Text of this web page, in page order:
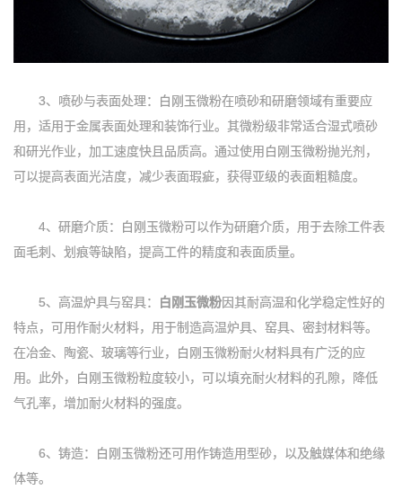
3、喷砂与表面处理：白刚玉微粉在喷砂和研磨领域有重要应
用，适用于金属表面处理和装饰行业。其微粉级非常适合湿式喷砂
和研光作业，加工速度快且品质高。通过使用白刚玉微粉抛光剂，
可以提高表面光洁度，减少表面瑕疵，获得亚级的表面粗糙度。
4、研磨介质：白刚玉微粉可以作为研磨介质，用于去除工件表
面毛刺、划痕等缺陷，提高工件的精度和表面质量。
5、高温炉具与窑具： 白刚玉微粉因其耐高温和化学稳定性好的
特点，可用作耐火材料，用于制造高温炉具、窑具、密封材料等。
在冶金、陶瓷、玻璃等行业，白刚玉微粉耐火材料具有广泛的应
用。此外，白刚玉微粉粒度较小，可以填充耐火材料的孔隙，降低
气孔率，增加耐火材料的强度。
6、铸造：白刚玉微粉还可用作铸造用型砂，以及触媒体和绝缘
体等。